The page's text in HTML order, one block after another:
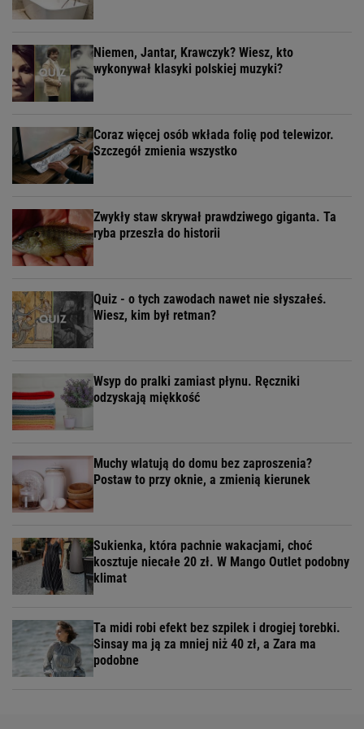
Niemen, Jantar, Krawczyk? Wiesz, kto
wykonywał klasyki polskiej muzyki?
Coraz więcej osób wkłada folię pod telewizor.
Szczegół zmienia wszystko
Zwykły staw skrywał prawdziwego giganta. Ta
ryba przeszła do historii
Quiz - o tych zawodach nawet nie słyszałeś.
Wiesz, kim był retman?
Wsyp do pralki zamiast płynu. Ręczniki
odzyskają miękkość
Muchy wlatują do domu bez zaproszenia?
Postaw to przy oknie, a zmienią kierunek
Sukienka, która pachnie wakacjami, choć
kosztuje niecałe 20 zł. W Mango Outlet podobny
klimat
Ta midi robi efekt bez szpilek i drogiej torebki.
Sinsay ma ją za mniej niż 40 zł, a Zara ma
podobne